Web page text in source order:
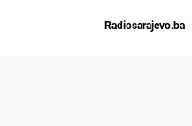
Radiosarajevo.ba